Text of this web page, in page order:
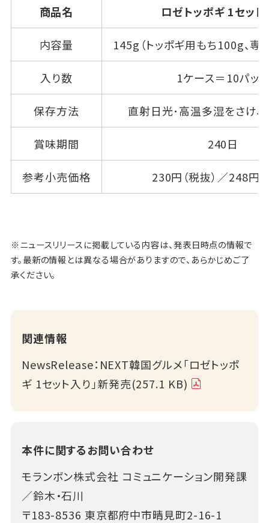
商品名 ロゼトッポギ 1セット
内容量 145g（トッポギ用もち100g、専
入り数 1ケース＝10パック
保存方法 直射日光･高温多湿をさけ、
賞味期間 240日
参考小売価格 230円（税抜）／248円（
※ニュースリリースに掲載している内容は、発表日時点の情報で
す。最新の情報とは異なる場合がありますので、あらかじめご了
承ください。
関連情報
NewsRelease：NEXT韓国グルメ「ロゼトッポ
ギ 1セット入り」新発売(257.1 KB)
本件に関するお問い合わせ
モランボン株式会社 コミュニケーション開発課
／鈴木・石川
〒183-8536 東京都府中市晴見町2-16-1